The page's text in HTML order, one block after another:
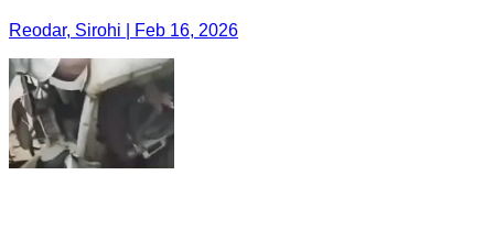
Reodar, Sirohi | Feb 16, 2026